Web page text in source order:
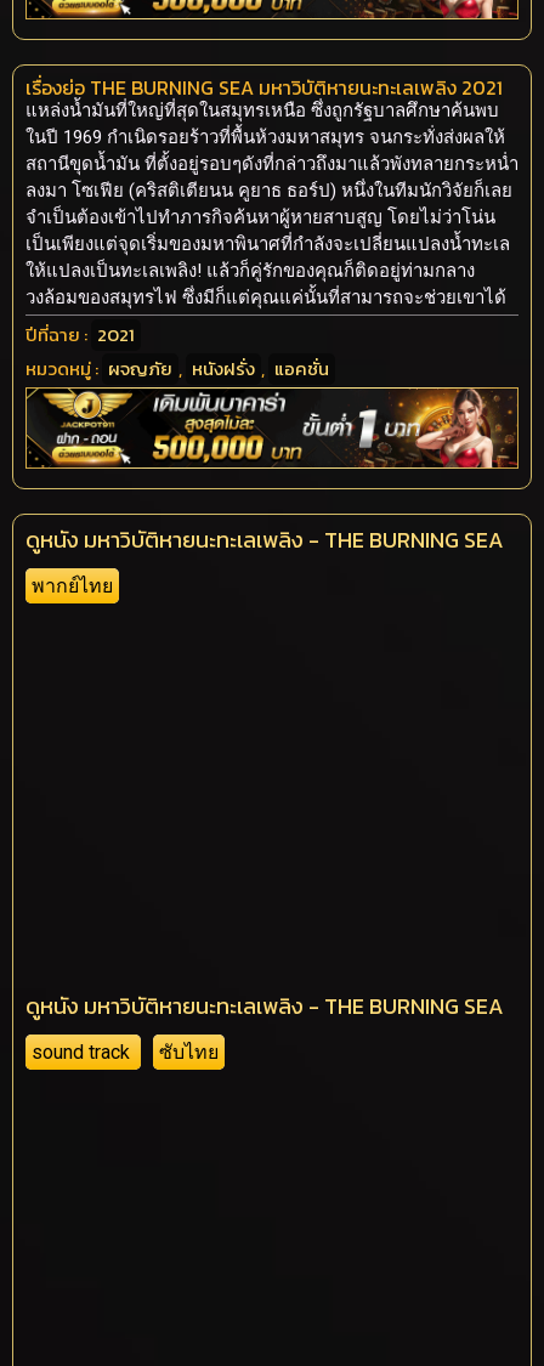
เรื่องย่อ THE BURNING SEA มหาวิบัติหายนะทะเลเพลิง 2021
แหล่งน้ำมันที่ใหญ่ที่สุดในสมุทรเหนือ ซึ่งถูกรัฐบาลศึกษาค้นพบ
ในปี 1969 กำเนิดรอยร้าวที่พื้นห้วงมหาสมุทร จนกระทั่งส่งผลให้
สถานีขุดน้ำมัน ที่ตั้งอยู่รอบๆดังที่กล่าวถึงมาแล้วพังทลายกระหน่ำ
ลงมา โซเฟีย (คริสติเตียนน คูยาธ ธอร์ป) หนึ่งในทีมนักวิจัยก็เลย
จำเป็นต้องเข้าไปทำภารกิจค้นหาผู้หายสาบสูญ โดยไม่ว่าโน่น
เป็นเพียงแต่จุดเริ่มของมหาพินาศที่กำลังจะเปลี่ยนแปลงน้ำทะเล
ให้แปลงเป็นทะเลเพลิง! แล้วก็คู่รักของคุณก็ติดอยู่ท่ามกลาง
วงล้อมของสมุทรไฟ ซึ่งมีก็แต่คุณแค่นั้นที่สามารถจะช่วยเขาได้
ปีที่ฉาย : 2021
หมวดหมู่ : ผจญภัย , หนังฝรั่ง , แอคชั่น
ดูหนัง มหาวิบัติหายนะทะเลเพลิง - THE BURNING SEA
พากย์ไทย
ดูหนัง มหาวิบัติหายนะทะเลเพลิง - THE BURNING SEA
sound track ซับไทย